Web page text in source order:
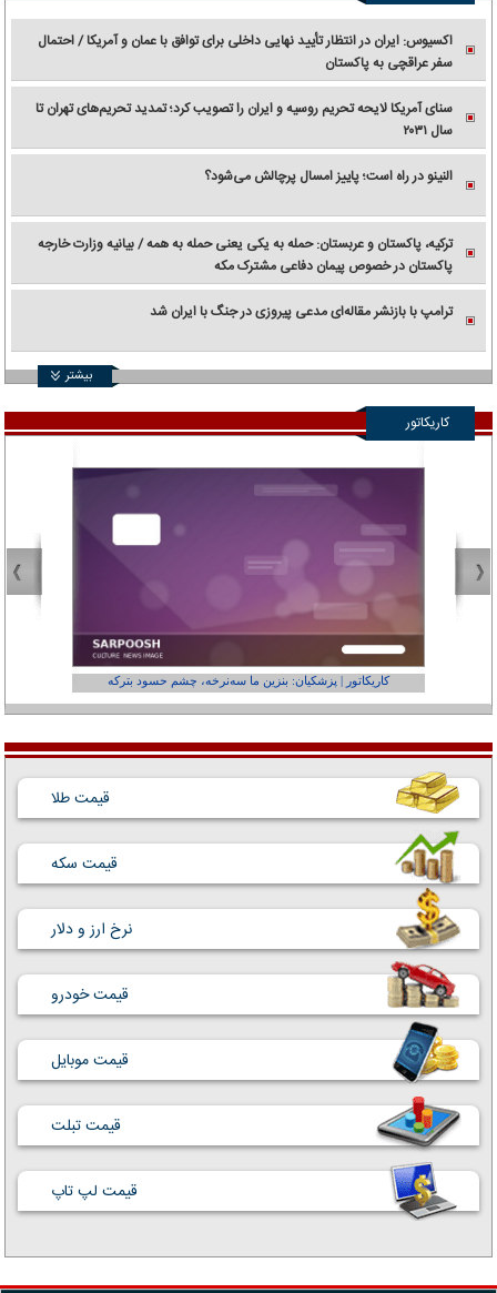
اکسیوس: ایران در انتظار تأیید نهایی داخلی برای توافق با عمان و آمریکا / احتمال
سفر عراقچی به پاکستان
سنای آمریکا لایحه تحریم روسیه و ایران را تصویب کرد؛ تمدید تحریم‌های تهران تا
سال ۲۰۳۱
النینو در راه است؛ پاییز امسال پرچالش می‌شود؟
ترکیه، پاکستان و عربستان: حمله به یکی یعنی حمله به همه / بیانیه وزارت خارجه
پاکستان در خصوص پیمان دفاعی مشترک مکه
ترامپ با بازنشر مقاله‌ای مدعی پیروزی در جنگ با ایران شد
بیشتر
کاریکاتور
کاریکاتور | پزشکیان: بنزین ما سه‌نرخه، چشم حسود بترکه
قیمت طلا
قیمت سکه
نرخ ارز و دلار
قیمت خودرو
قیمت موبایل
قیمت تبلت
قیمت لپ تاپ